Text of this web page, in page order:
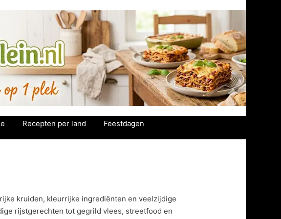
Recepten per land Feestdagen
kruiden, kleurrijke ingrediënten en veelzijdige
rijstgerechten tot gegrild vlees, streetfood en